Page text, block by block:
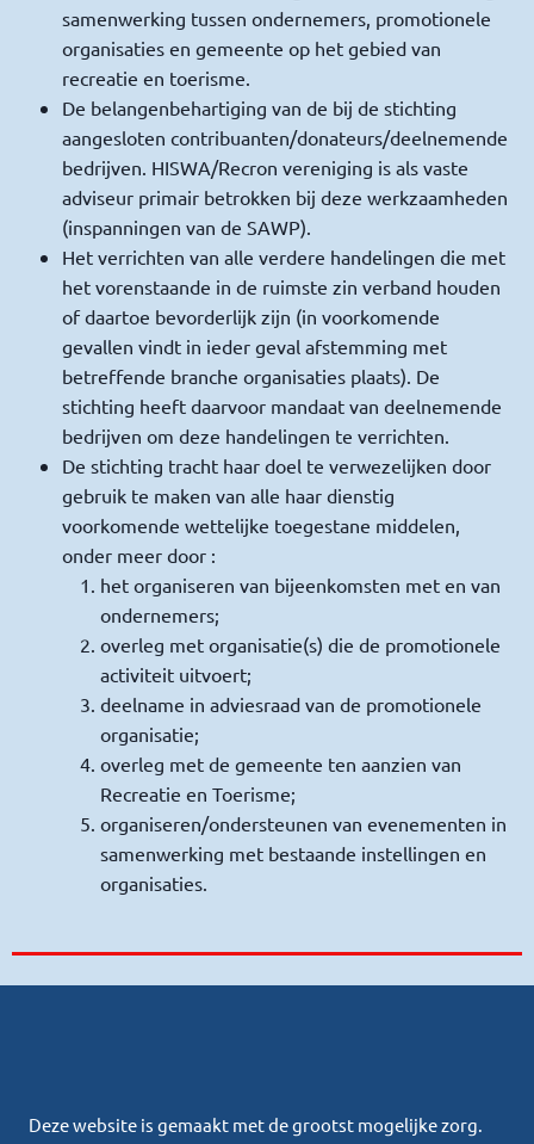
samenwerking tussen ondernemers, promotionele
organisaties en gemeente op het gebied van
recreatie en toerisme.
De belangenbehartiging van de bij de stichting
aangesloten contribuanten/donateurs/deelnemende
bedrijven. HISWA/Recron vereniging is als vaste
adviseur primair betrokken bij deze werkzaamheden
(inspanningen van de SAWP).
Het verrichten van alle verdere handelingen die met
het vorenstaande in de ruimste zin verband houden
of daartoe bevorderlijk zijn (in voorkomende
gevallen vindt in ieder geval afstemming met
betreffende branche organisaties plaats). De
stichting heeft daarvoor mandaat van deelnemende
bedrijven om deze handelingen te verrichten.
De stichting tracht haar doel te verwezelijken door
gebruik te maken van alle haar dienstig
voorkomende wettelijke toegestane middelen,
onder meer door :
het organiseren van bijeenkomsten met en van
ondernemers;
overleg met organisatie(s) die de promotionele
activiteit uitvoert;
deelname in adviesraad van de promotionele
organisatie;
overleg met de gemeente ten aanzien van
Recreatie en Toerisme;
organiseren/ondersteunen van evenementen in
samenwerking met bestaande instellingen en
organisaties.
Deze website is gemaakt met de grootst mogelijke zorg.